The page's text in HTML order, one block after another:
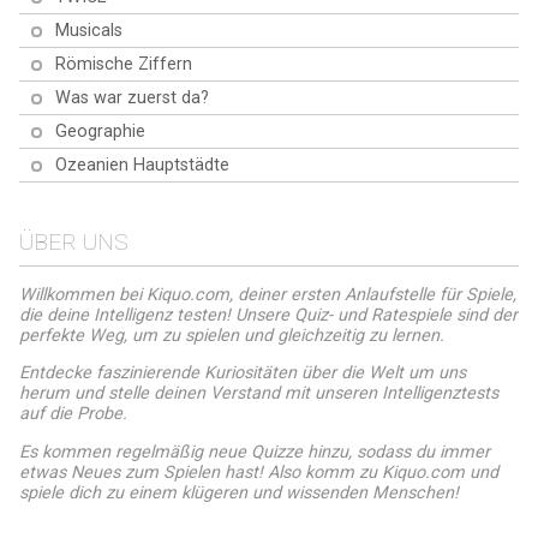
Musicals
Römische Ziffern
Was war zuerst da?
Geographie
Ozeanien Hauptstädte
ÜBER UNS
Willkommen bei Kiquo.com, deiner ersten Anlaufstelle für Spiele,
die deine Intelligenz testen! Unsere Quiz- und Ratespiele sind der
perfekte Weg, um zu spielen und gleichzeitig zu lernen.
Entdecke faszinierende Kuriositäten über die Welt um uns
herum und stelle deinen Verstand mit unseren Intelligenztests
auf die Probe.
Es kommen regelmäßig neue Quizze hinzu, sodass du immer
etwas Neues zum Spielen hast! Also komm zu Kiquo.com und
spiele dich zu einem klügeren und wissenden Menschen!